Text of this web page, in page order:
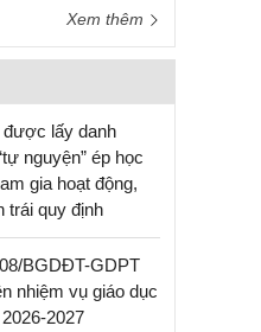
Xem thêm
được lấy danh
nguyện” ép học
gia hoạt động,
trái quy định
BGDĐT-GDPT
nhiệm vụ giáo dục
2027